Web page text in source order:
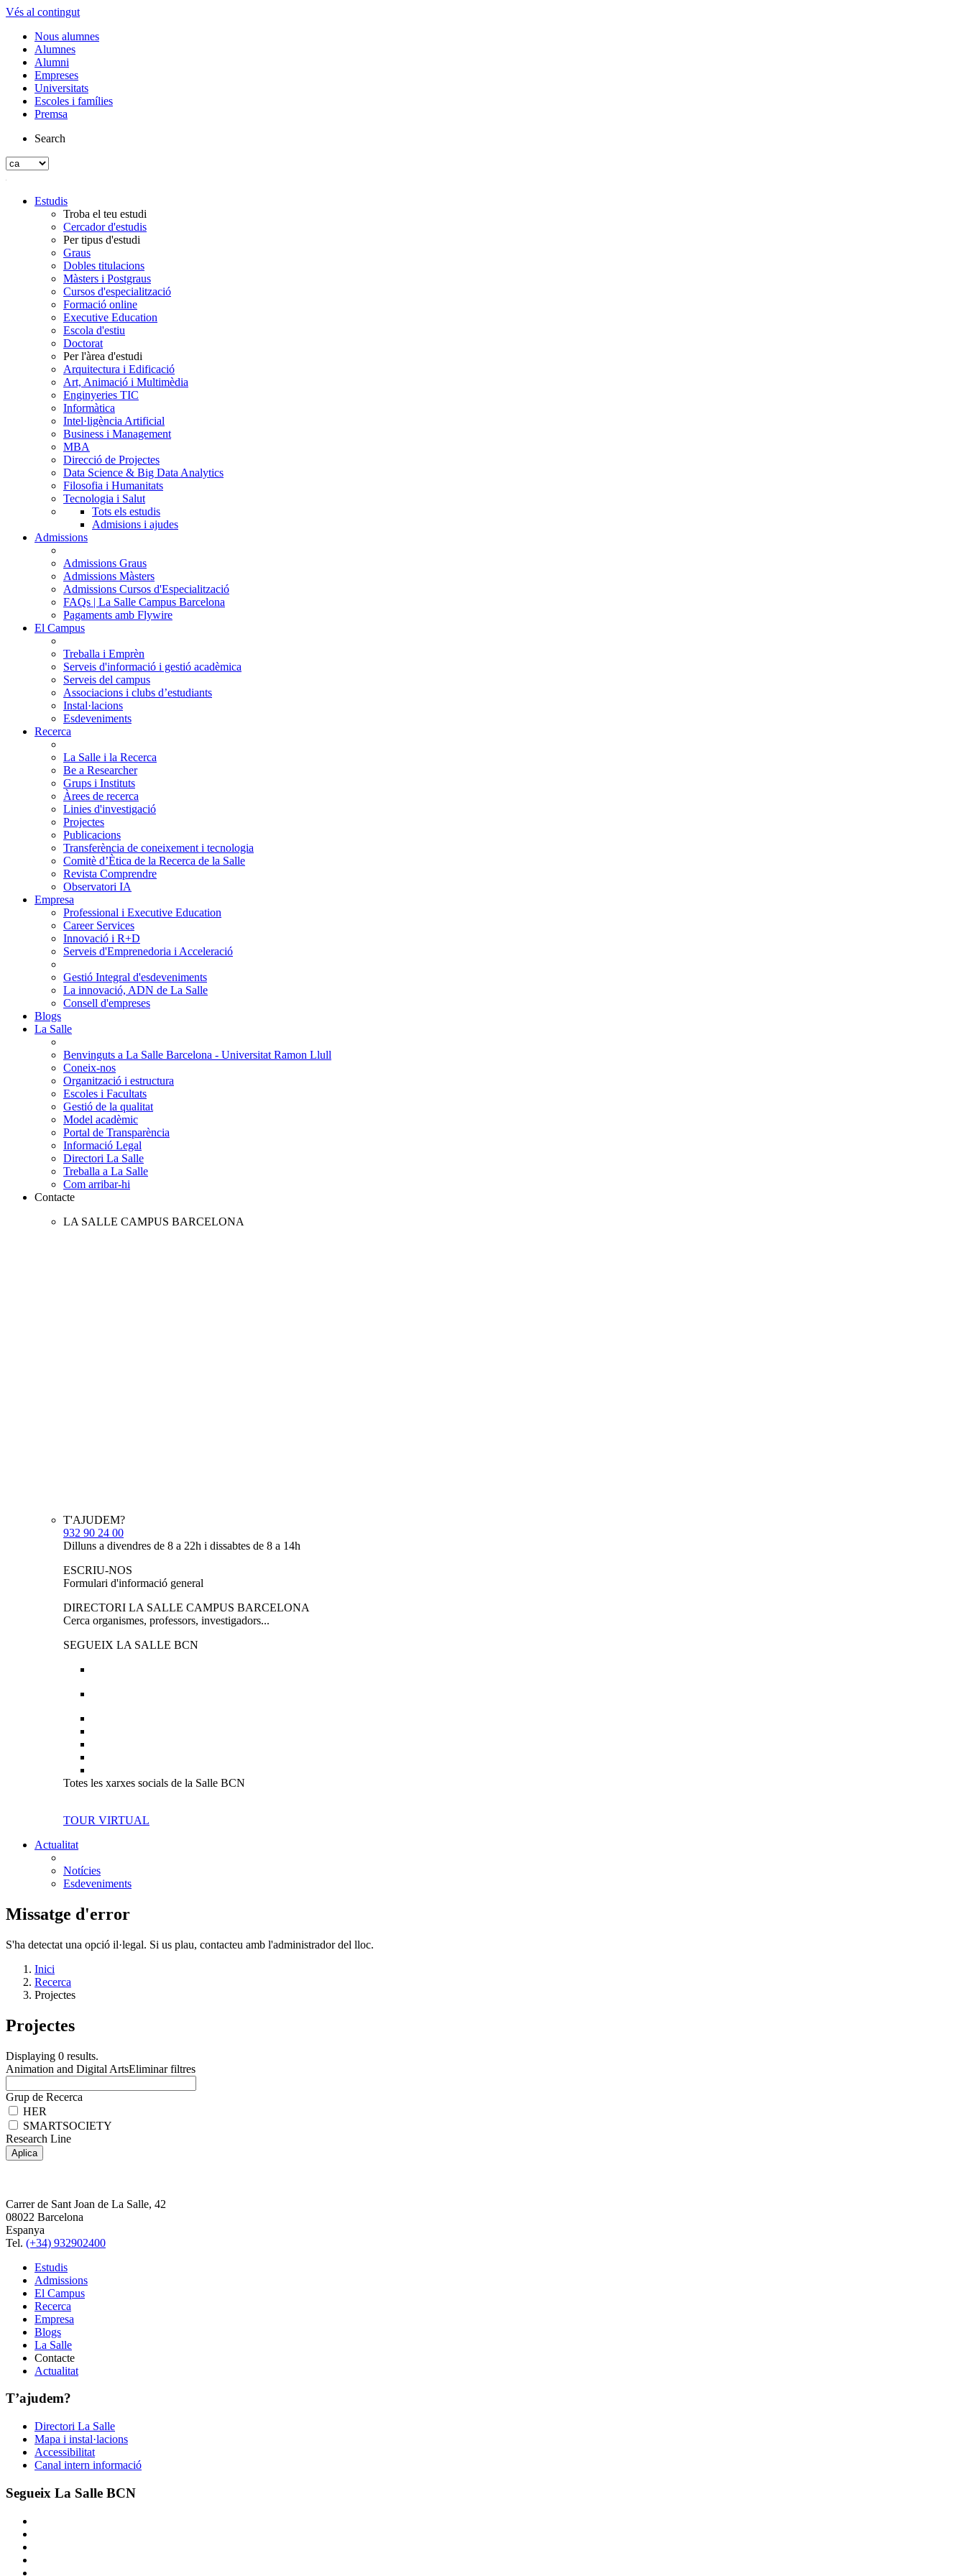
Vés al contingut
Nous alumnes
Alumnes
Alumni
Empreses
Universitats
Escoles i famílies
Premsa
Search
Estudis
Troba el teu estudi
Cercador d'estudis
Per tipus d'estudi
Graus
Dobles titulacions
Màsters i Postgraus
Cursos d'especialització
Formació online
Executive Education
Escola d'estiu
Doctorat
Per l'àrea d'estudi
Arquitectura i Edificació
Art, Animació i Multimèdia
Enginyeries TIC
Informàtica
Intel·ligència Artificial
Business i Management
MBA
Direcció de Projectes
Data Science & Big Data Analytics
Filosofia i Humanitats
Tecnologia i Salut
Tots els estudis
Admisions i ajudes
Admissions
Admissions Graus
Admissions Màsters
Admissions Cursos d'Especialització
FAQs | La Salle Campus Barcelona
Pagaments amb Flywire
El Campus
Treballa i Emprèn
Serveis d'informació i gestió acadèmica
Serveis del campus
Associacions i clubs d’estudiants
Instal·lacions
Esdeveniments
Recerca
La Salle i la Recerca
Be a Researcher
Grups i Instituts
Àrees de recerca
Linies d'investigació
Projectes
Publicacions
Transferència de coneixement i tecnologia
Comitè d’Ètica de la Recerca de la Salle
Revista Comprendre
Observatori IA
Empresa
Professional i Executive Education
Career Services
Innovació i R+D
Serveis d'Emprenedoria i Acceleració
Gestió Integral d'esdeveniments
La innovació, ADN de La Salle
Consell d'empreses
Blogs
La Salle
Benvinguts a La Salle Barcelona - Universitat Ramon Llull
Coneix-nos
Organització i estructura
Escoles i Facultats
Gestió de la qualitat
Model acadèmic
Portal de Transparència
Informació Legal
Directori La Salle
Treballa a La Salle
Com arribar-hi
Contacte
LA SALLE CAMPUS BARCELONA
T'AJUDEM?
932 90 24 00
Dilluns a divendres de 8 a 22h i dissabtes de 8 a 14h
ESCRIU-NOS
Formulari d'informació general
DIRECTORI LA SALLE CAMPUS BARCELONA
Cerca organismes, professors, investigadors...
SEGUEIX LA SALLE BCN
Totes les xarxes socials de la Salle BCN
TOUR VIRTUAL
Actualitat
Notícies
Esdeveniments
Missatge d'error
S'ha detectat una opció il·legal. Si us plau, contacteu amb l'administrador del lloc.
Inici
Recerca
Projectes
Projectes
Displaying 0 results.
Animation and Digital ArtsEliminar filtres
Grup de Recerca
HER
SMARTSOCIETY
Research Line
Carrer de Sant Joan de La Salle, 42
08022 Barcelona
Espanya
Tel. (+34) 932902400
Estudis
Admissions
El Campus
Recerca
Empresa
Blogs
La Salle
Contacte
Actualitat
T’ajudem?
Directori La Salle
Mapa i instal·lacions
Accessibilitat
Canal intern informació
Segueix La Salle BCN